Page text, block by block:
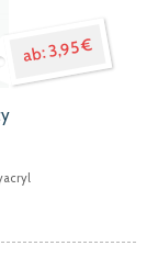
3,95 €